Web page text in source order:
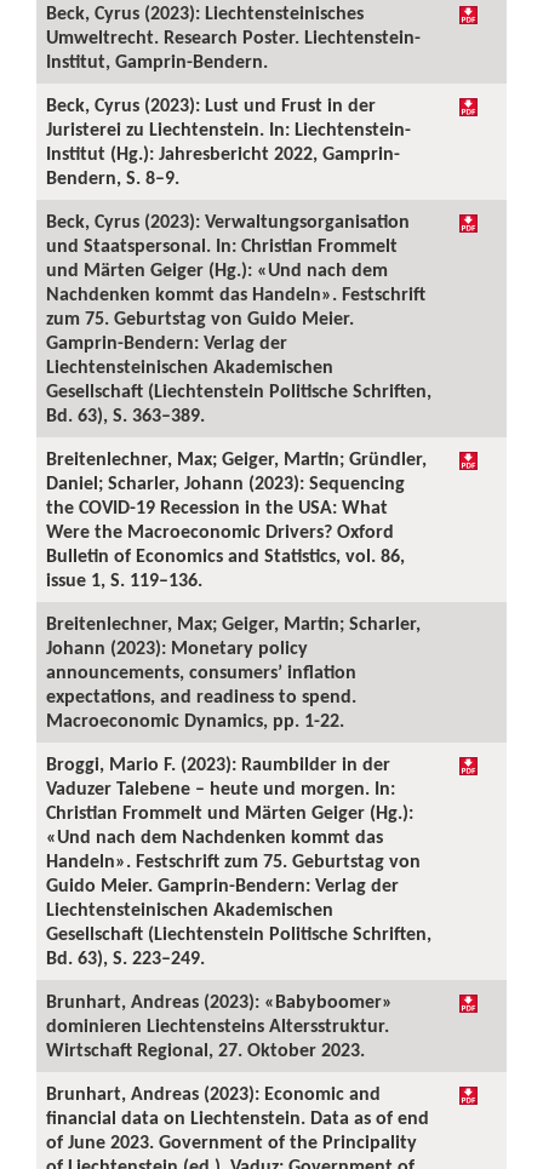
Beck, Cyrus (2023): Liechtensteinisches
Umweltrecht. Research Poster. Liechtenstein-
Institut, Gamprin-Bendern.
Beck, Cyrus (2023): Lust und Frust in der
Juristerei zu Liechtenstein. In: Liechtenstein-
Institut (Hg.): Jahresbericht 2022, Gamprin-
Bendern, S. 8–9.
Beck, Cyrus (2023): Verwaltungsorganisation
und Staatspersonal. In: Christian Frommelt
und Märten Geiger (Hg.): «Und nach dem
Nachdenken kommt das Handeln». Festschrift
zum 75. Geburtstag von Guido Meier.
Gamprin-Bendern: Verlag der
Liechtensteinischen Akademischen
Gesellschaft (Liechtenstein Politische Schriften,
Bd. 63), S. 363–389.
Breitenlechner, Max; Geiger, Martin; Gründler,
Daniel; Scharler, Johann (2023): Sequencing
the COVID-19 Recession in the USA: What
Were the Macroeconomic Drivers? Oxford
Bulletin of Economics and Statistics, vol. 86,
issue 1, S. 119–136.
Breitenlechner, Max; Geiger, Martin; Scharler,
Johann (2023): Monetary policy
announcements, consumers’ inflation
expectations, and readiness to spend.
Macroeconomic Dynamics, pp. 1-22.
Broggi, Mario F. (2023): Raumbilder in der
Vaduzer Talebene – heute und morgen. In:
Christian Frommelt und Märten Geiger (Hg.):
«Und nach dem Nachdenken kommt das
Handeln». Festschrift zum 75. Geburtstag von
Guido Meier. Gamprin-Bendern: Verlag der
Liechtensteinischen Akademischen
Gesellschaft (Liechtenstein Politische Schriften,
Bd. 63), S. 223–249.
Brunhart, Andreas (2023): «Babyboomer»
dominieren Liechtensteins Altersstruktur.
Wirtschaft Regional, 27. Oktober 2023.
Brunhart, Andreas (2023): Economic and
financial data on Liechtenstein. Data as of end
of June 2023. Government of the Principality